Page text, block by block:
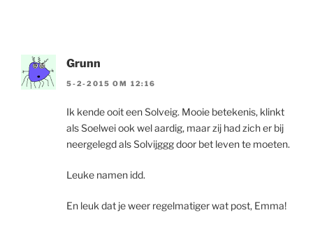
Grunn
5-2-2015 OM 12:16
Ik kende ooit een Solveig. Mooie betekenis, klinkt
als Soelwei ook wel aardig, maar zij had zich er bij
neergelegd als Solvijggg door bet leven te moeten.
Leuke namen idd.
En leuk dat je weer regelmatiger wat post, Emma!